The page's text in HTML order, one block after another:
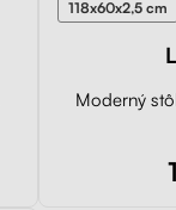
118x60x2,5 cm
Moderný